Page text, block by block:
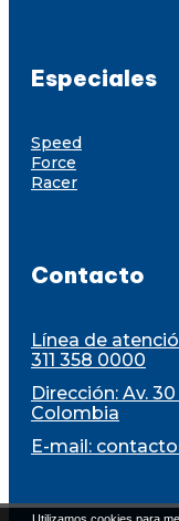
Especiales
Speed
Force
Racer
Contacto
Línea de
311 358 0000
Dirección: Av.
Colombia
E-mail: